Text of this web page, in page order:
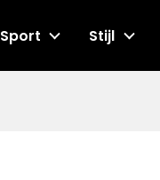
Sport Stijl